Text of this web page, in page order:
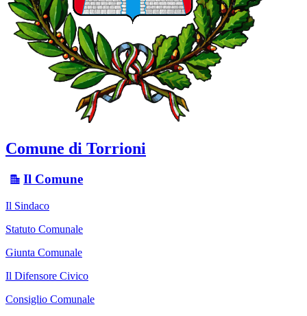
Comune di Torrioni
Il Comune
Il Sindaco
Statuto Comunale
Giunta Comunale
Il Difensore Civico
Consiglio Comunale